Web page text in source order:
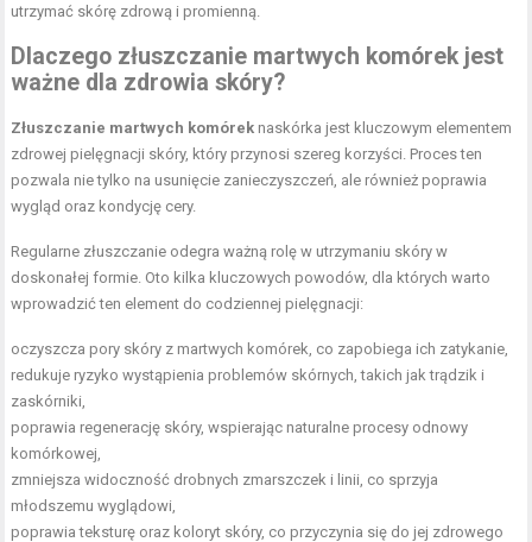
utrzymać skórę zdrową i promienną.
Dlaczego złuszczanie martwych komórek jest
ważne dla zdrowia skóry?
Złuszczanie martwych komórek naskórka jest kluczowym elementem
zdrowej pielęgnacji skóry, który przynosi szereg korzyści. Proces ten
pozwala nie tylko na usunięcie zanieczyszczeń, ale również poprawia
wygląd oraz kondycję cery.
Regularne złuszczanie odegra ważną rolę w utrzymaniu skóry w
doskonałej formie. Oto kilka kluczowych powodów, dla których warto
wprowadzić ten element do codziennej pielęgnacji:
oczyszcza pory skóry z martwych komórek, co zapobiega ich zatykanie,
redukuje ryzyko wystąpienia problemów skórnych, takich jak trądzik i
zaskórniki,
poprawia regenerację skóry, wspierając naturalne procesy odnowy
komórkowej,
zmniejsza widoczność drobnych zmarszczek i linii, co sprzyja
młodszemu wyglądowi,
poprawia teksturę oraz koloryt skóry, co przyczynia się do jej zdrowego